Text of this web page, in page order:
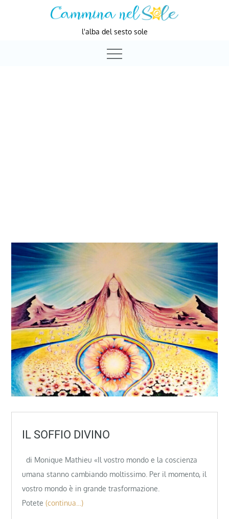
l'alba del sesto sole
IL SOFFIO DIVINO
di Monique Mathieu «Il vostro mondo e la coscienza
umana stanno cambiando moltissimo. Per il momento, il
vostro mondo è in grande trasformazione.
Potete (continua…)